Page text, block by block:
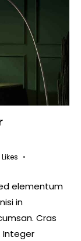
Likes
elementum
in
Cras
Integer